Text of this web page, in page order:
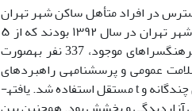
در افراد متأهل ساکن شهر تهران
بود. این پژوهش از نوع مقطعی (توصیفی – تحلیلی) بود، و جامعه­ آماری شامل کلیه­ی افراد (زن و مرد) متأهل ساکن شهر تهران در سال ۱۳۹۲ بودند که از ۵
منطقه­ی مجموعه مناطق 22 گانه تهران به صورت تصادفی خوشه­ای انتخاب و از مراکز تفریحی، خانه­های سلامت و فرهنگسراهای موجود، 337 نفر به­صورت
عمومی و پرسشنامه­ی راهبردهای
مقابله­ای بلینگز و موس جمع­آوری و برای تحلیل داده‌ها نیز از ضریب همبستگی پیرسون، رگرسیون ساده و رگرسیون چندگانه و t مستقل استفاده شد. یافته­